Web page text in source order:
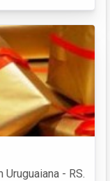
- RS.